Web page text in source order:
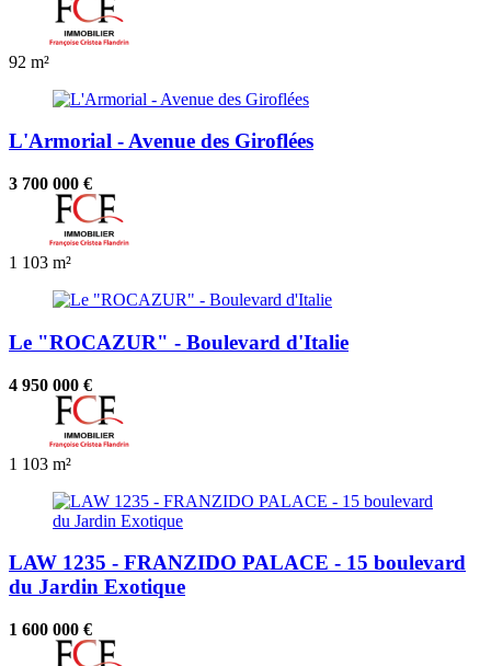
92 m²
L'Armorial - Avenue des Giroflées
3 700 000 €
1 103 m²
Le "ROCAZUR" - Boulevard d'Italie
4 950 000 €
1 103 m²
LAW 1235 - FRANZIDO PALACE - 15 boulevard
du Jardin Exotique
1 600 000 €